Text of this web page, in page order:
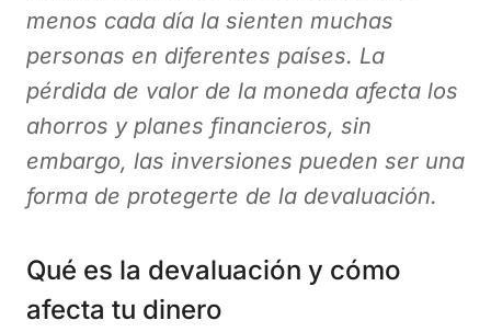
menos cada día la sienten muchas
personas en diferentes países. La
pérdida de valor de la moneda afecta los
ahorros y planes financieros, sin
embargo, las inversiones pueden ser una
forma de protegerte de la devaluación.
Qué es la devaluación y cómo
afecta tu dinero